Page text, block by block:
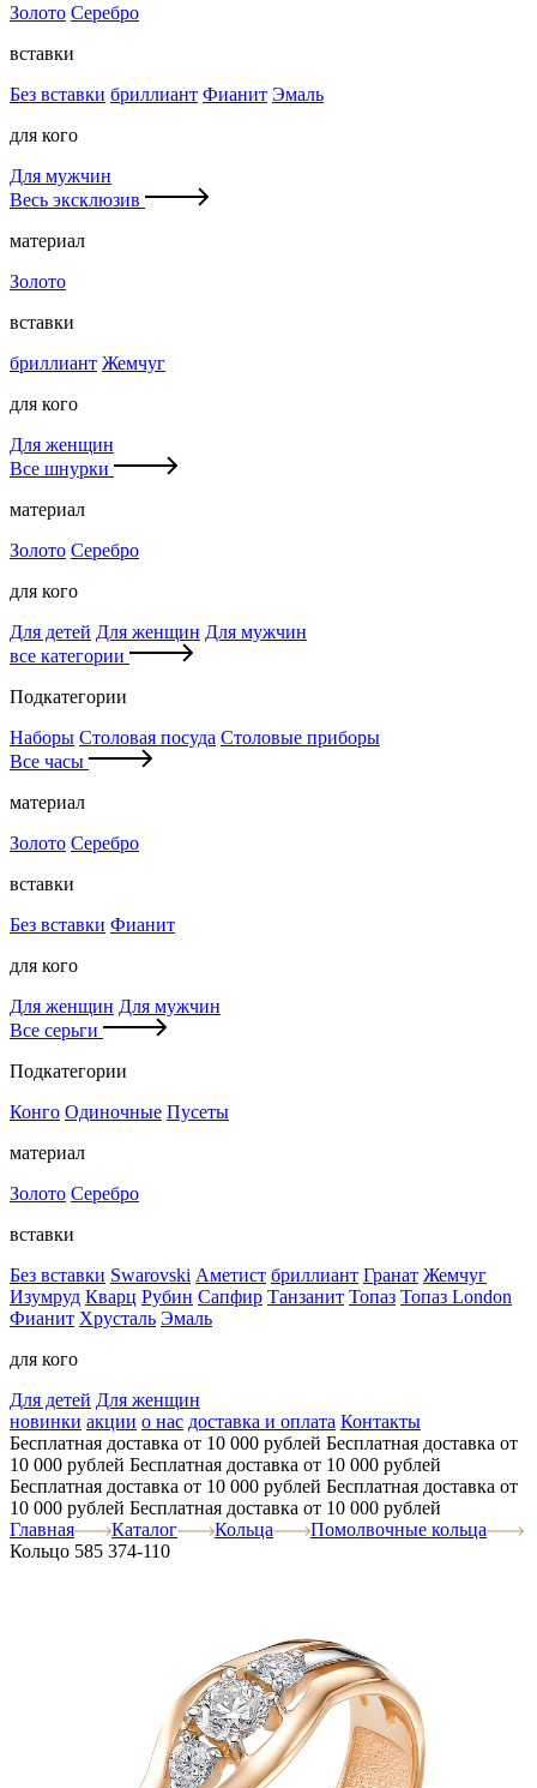
Золото Серебро
вставки
Без вставки бриллиант Фианит Эмаль
для кого
Для мужчин
Весь эксклюзив
материал
Золото
вставки
бриллиант Жемчуг
для кого
Для женщин
Все шнурки
материал
Золото Серебро
для кого
Для детей Для женщин Для мужчин
все категории
Подкатегории
Наборы Столовая посуда Столовые приборы
Все часы
материал
Золото Серебро
вставки
Без вставки Фианит
для кого
Для женщин Для мужчин
Все серьги
Подкатегории
Конго Одиночные Пусеты
материал
Золото Серебро
вставки
Без вставки Swarovski Аметист бриллиант Гранат Жемчуг
Изумруд Кварц Рубин Сапфир Танзанит Топаз Топаз London
Фианит Хрусталь Эмаль
для кого
Для детей Для женщин
новинки акции о нас доставка и оплата Контакты
Бесплатная доставка от 10 000 рублей Бесплатная доставка от
10 000 рублей Бесплатная доставка от 10 000 рублей
Бесплатная доставка от 10 000 рублей Бесплатная доставка от
10 000 рублей Бесплатная доставка от 10 000 рублей
Главная
Каталог Кольца
Помолвочные кольца
Кольцо 585 374-110